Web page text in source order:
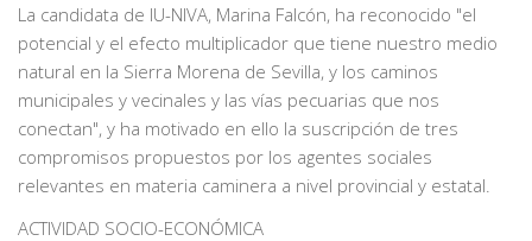
La candidata de IU-NIVA, Marina Falcón, ha reconocido "el
potencial y el efecto multiplicador que tiene nuestro medio
natural en la Sierra Morena de Sevilla, y los caminos
municipales y vecinales y las vías pecuarias que nos
conectan", y ha motivado en ello la suscripción de tres
compromisos propuestos por los agentes sociales
relevantes en materia caminera a nivel provincial y estatal.
ACTIVIDAD SOCIO-ECONÓMICA